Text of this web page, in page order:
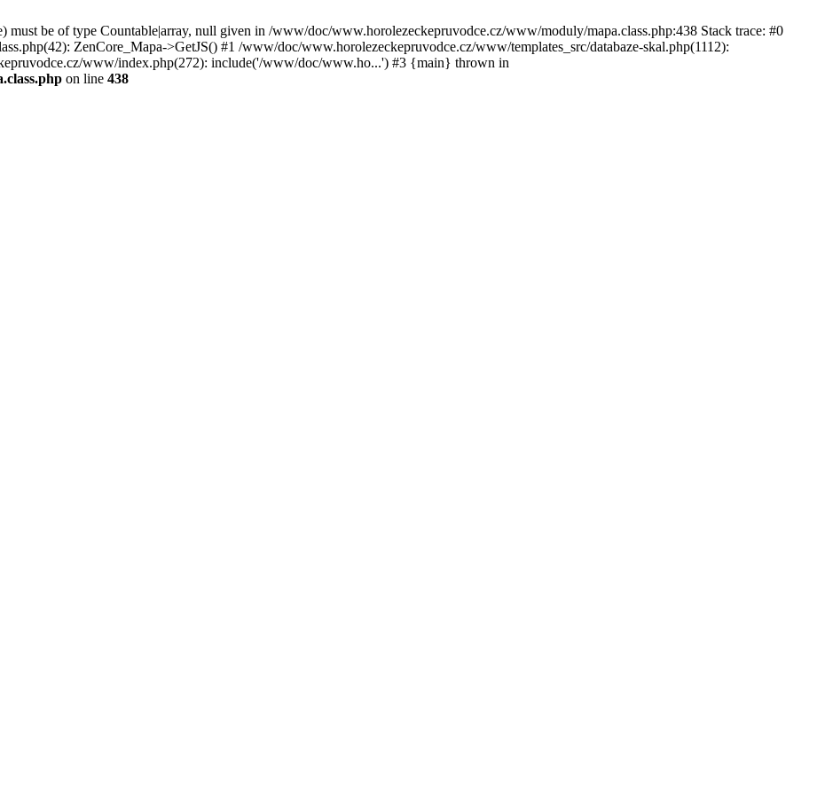
must be of type Countable|array, null given in /www/doc/www.horolezeckepruvodce.cz/www/moduly/mapa.class.php:438 Stack trace: #0
ZenCore_Mapa->GetJS() #1 /www/doc/www.horolezeckepruvodce.cz/www/templates_src/databaze-skal.php(1112):
www/index.php(272): include('/www/doc/www.ho...') #3 {main} thrown in
on line 438